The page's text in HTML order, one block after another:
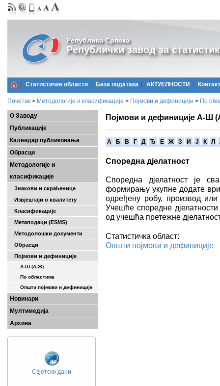
Република Српска
Републички завод за
Статистичке области Базa података АКТУЕЛНОСТИ Контакт
Почетак > Методологије и класификације > Појмови и дефиниције > По
О Заводу
Публикације
Календар публиковања
Обрасци
Методологије и
класификације
Знакови и скраћенице
Извјештаји о квалитету
Класификације
Метаподаци (ESMS)
Методолошки документи
Обрасци
Појмови и дефиниције
А-Ш (A-Ж)
По областима
Општи појмови и дефиниције
Новинари
Мултимедија
Архива
Свјетски дани
Појмови и дефиниције А-Ш
A Б В Г Д Ђ Е Ж З И Ј К Л
Споредна дјелатност
Споредна дјелатност је
формирању укупне додате
одређену робу, производ
Учешће споредне
од учешћа претежне
Статистичка област:
Општи појмови и дефиниције